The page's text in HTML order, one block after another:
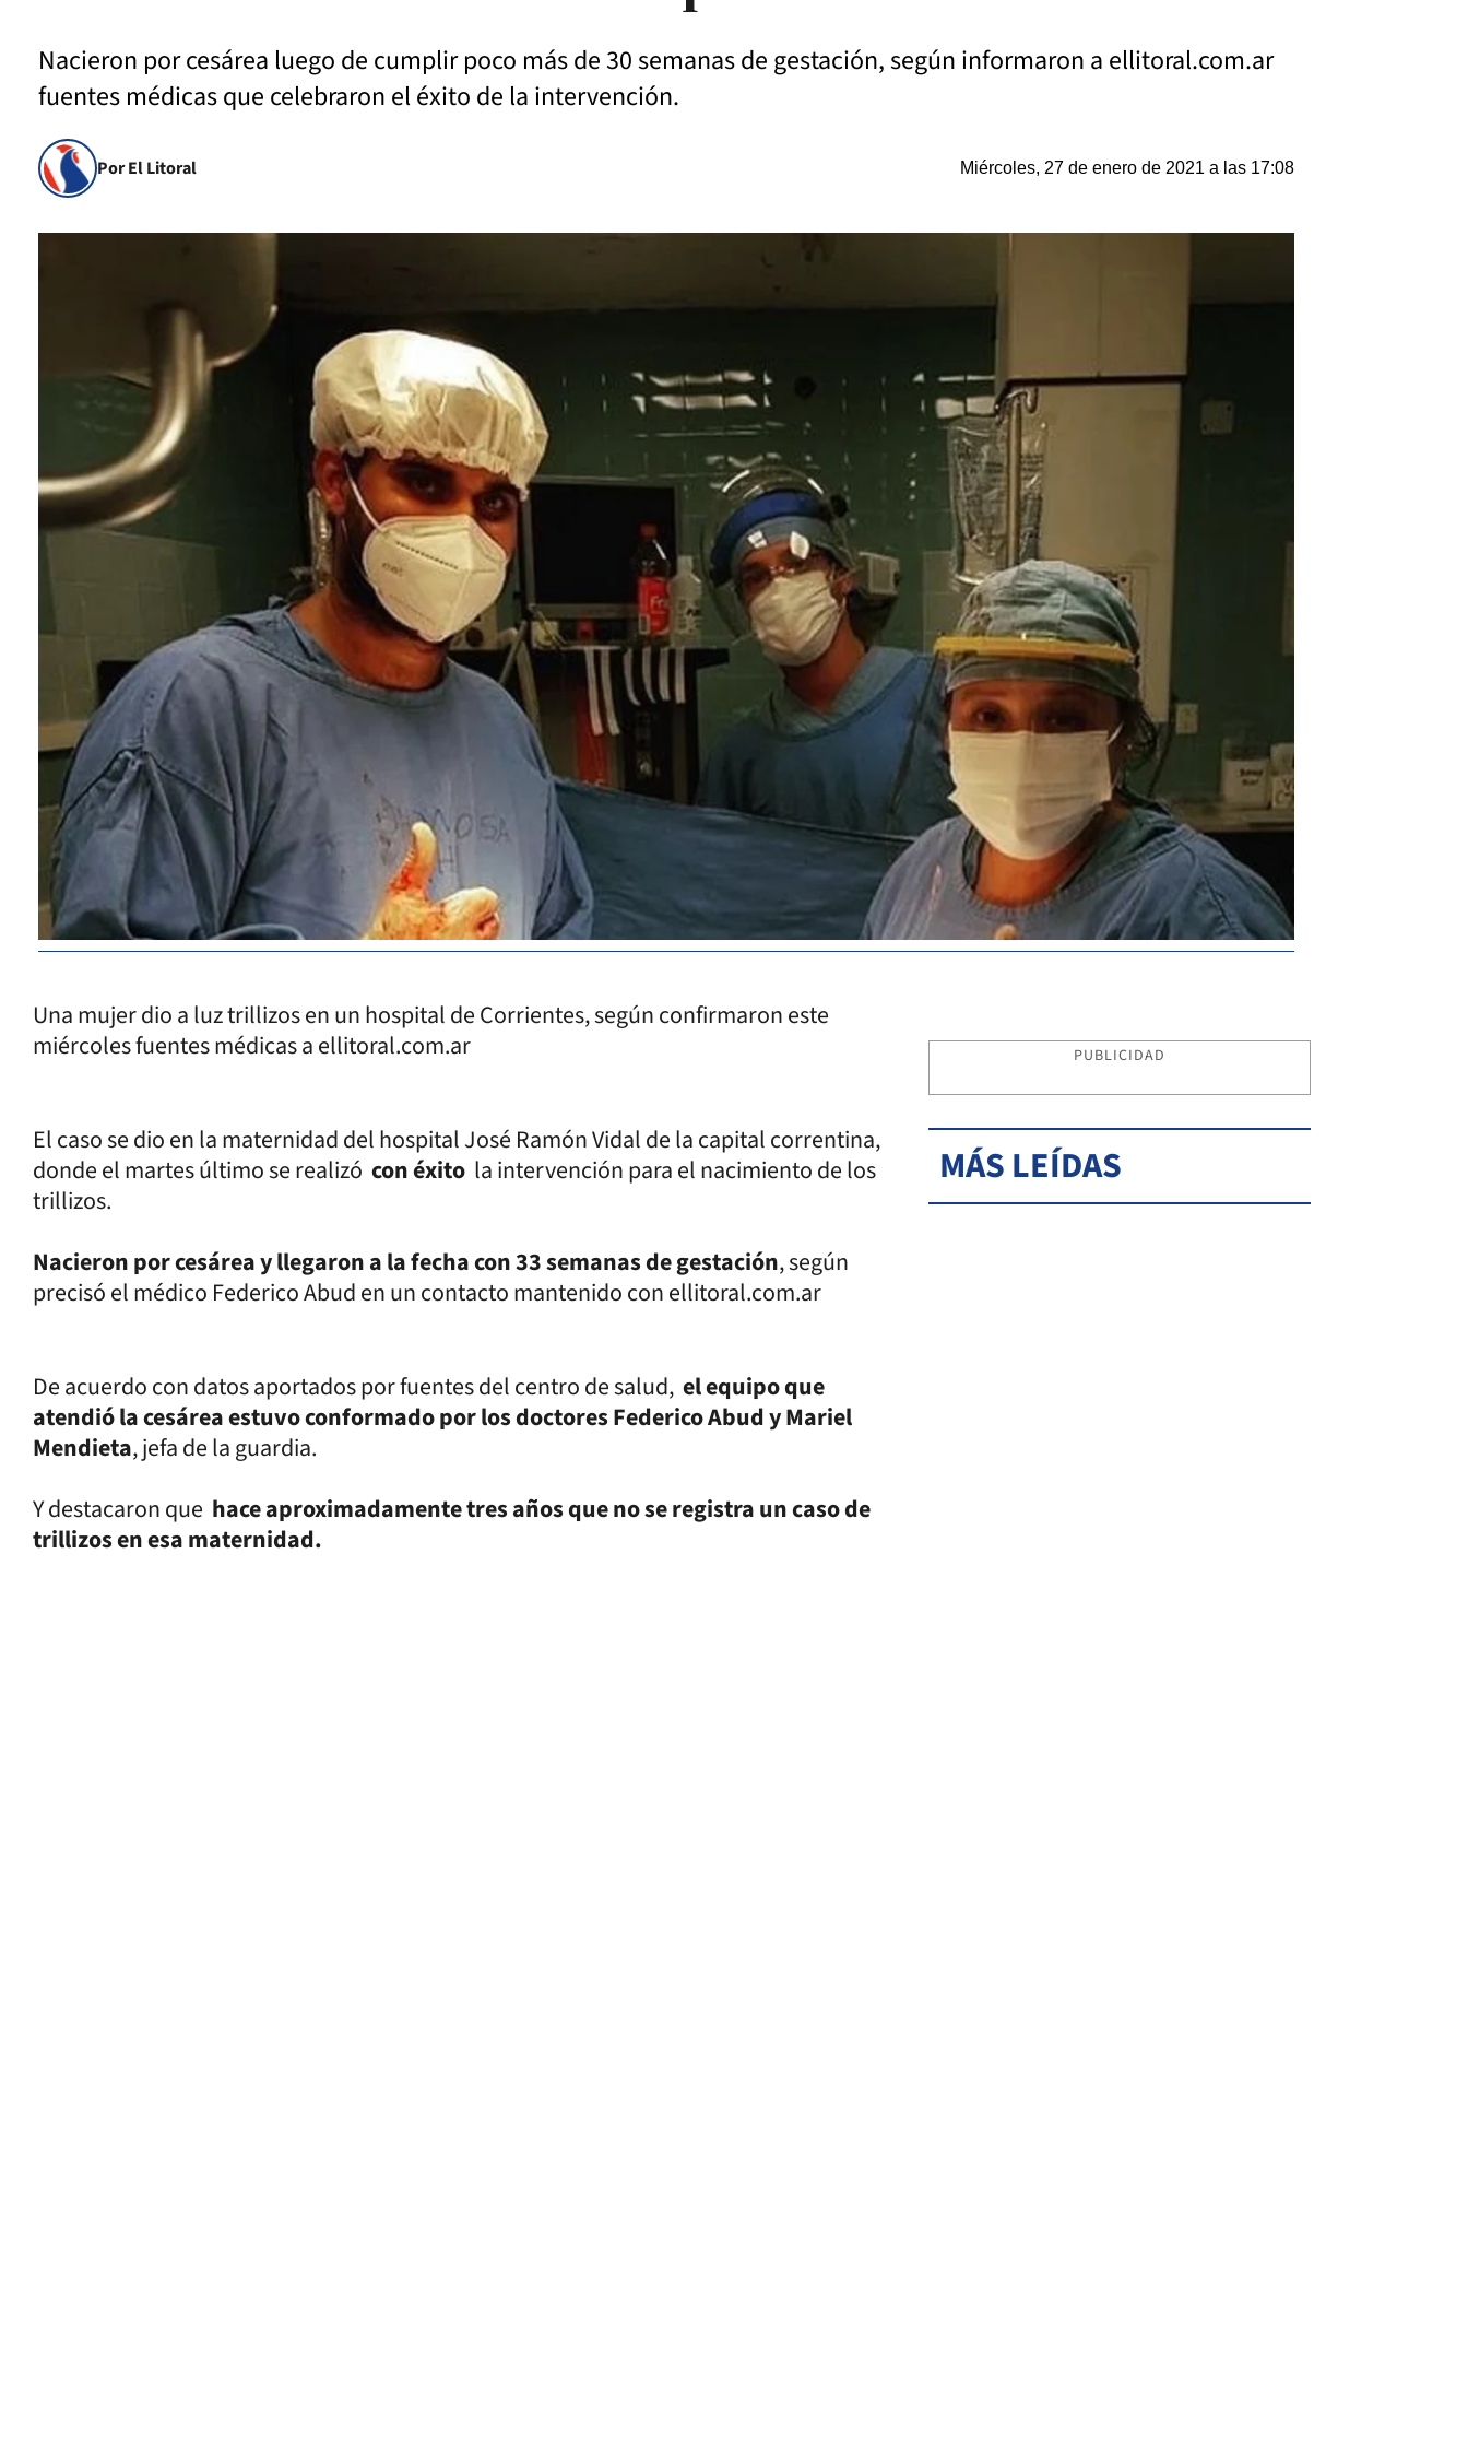
Nacieron por cesárea luego de cumplir poco más de 30 semanas de gestación, según informaron a ellitoral.com.ar
fuentes médicas que celebraron el éxito de la intervención.
Por El Litoral Miércoles, 27 de enero de 2021 a las 17:08
Una mujer dio a luz trillizos en un hospital de Corrientes, según confirmaron este
miércoles fuentes médicas a ellitoral.com.ar
El caso se dio en la maternidad del hospital José Ramón Vidal de la capital correntina,
donde el martes último se realizó con éxito la intervención para el nacimiento de los
trillizos.
Nacieron por cesárea y llegaron a la fecha con 33 semanas de gestación, según
precisó el médico Federico Abud en un contacto mantenido con ellitoral.com.ar
De acuerdo con datos aportados por fuentes del centro de salud, el equipo que
atendió la cesárea estuvo conformado por los doctores Federico Abud y Mariel
Mendieta, jefa de la guardia.
Y destacaron que hace aproximadamente tres años que no se registra un caso de
trillizos en esa maternidad.
PUBLICIDAD
MÁS LEÍDAS